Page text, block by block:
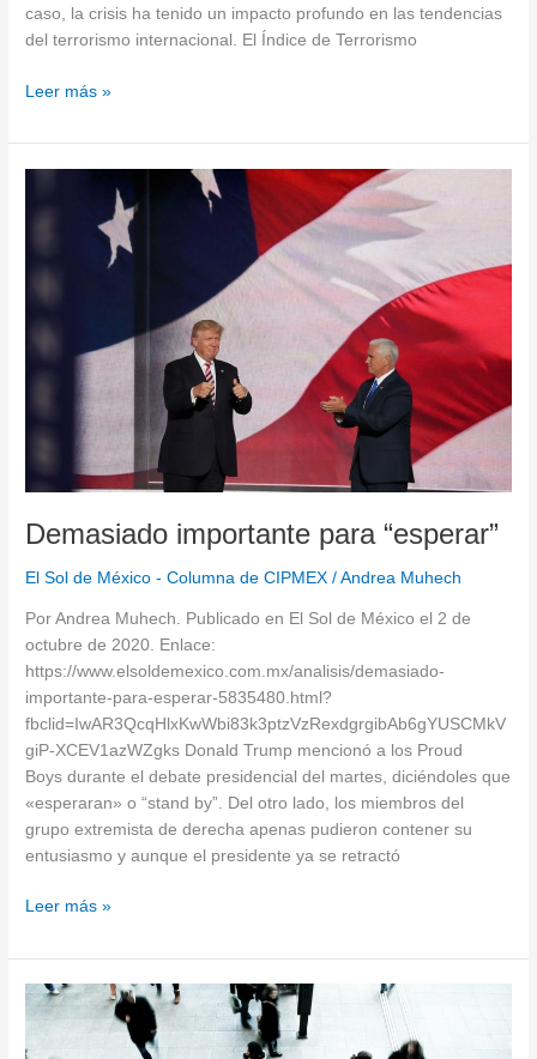
caso, la crisis ha tenido un impacto profundo en las tendencias
del terrorismo internacional. El Índice de Terrorismo
Leer más »
Demasiado importante para “esperar”
El Sol de México - Columna de CIPMEX /Andrea Muhech
Por Andrea Muhech. Publicado en El Sol de México el 2 de
octubre de 2020. Enlace:
https://www.elsoldemexico.com.mx/analisis/demasiado-
importante-para-esperar-5835480.html?
fbclid=IwAR3QcqHlxKwWbi83k3ptzVzRexdgrgibAb6gYUSCMkV
giP-XCEV1azWZgks Donald Trump mencionó a los Proud
Boys durante el debate presidencial del martes, diciéndoles que
«esperaran» o “stand by”. Del otro lado, los miembros del
grupo extremista de derecha apenas pudieron contener su
entusiasmo y aunque el presidente ya se retractó
Leer más »
¿Puede
el
coronavirus